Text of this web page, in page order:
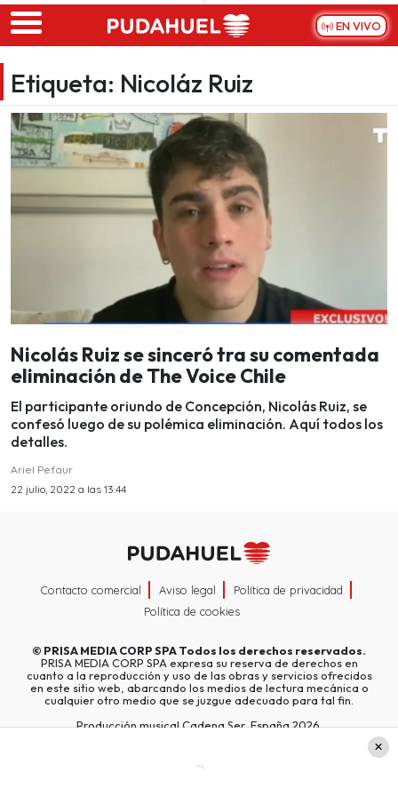
Skip to main content
EN VIVO
Etiqueta: Nicoláz Ruiz
Nicolás Ruiz se sinceró tra su comentada
eliminación de The Voice Chile
El participante oriundo de Concepción, Nicolás Ruiz, se
confesó luego de su polémica eliminación. Aquí todos los
detalles.
Ariel Pefaur
22 julio, 2022 a las 13:44
Contacto comercial Aviso legal
Política de privacidad
Política de cookies
© PRISA MEDIA CORP SPATodos los derechos reservados.
PRISA MEDIA CORP SPA expresa su reserva de derechos en
cuanto a la reproducción y uso de las obras y servicios ofrecidos
en este sitio web, abarcando los medios de lectura mecánica o
cualquier otro medio que se juzgue adecuado para tal fin.
Producción musical Cadena Ser, España 2026.